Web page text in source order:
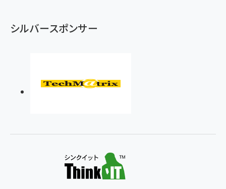
シルバースポンサー